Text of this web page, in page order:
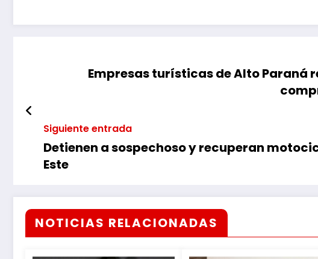
Empresas turísticas de Alto Paraná
Siguiente entrada
Detienen a sospechoso y recuperan
Este
NOTICIAS RELACIONADAS